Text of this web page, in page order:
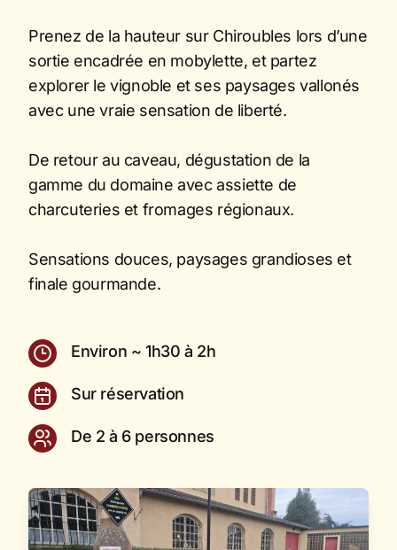
Prenez de la hauteur sur Chiroubles lors d’une
sortie encadrée en mobylette, et partez
explorer le vignoble et ses paysages vallonés
avec une vraie sensation de liberté.
De retour au caveau, dégustation de la
gamme du domaine avec assiette de
charcuteries et fromages régionaux.
Sensations douces, paysages grandioses et
finale gourmande.
Environ ~ 1h30 à 2h
Sur réservation
De 2 à 6 personnes